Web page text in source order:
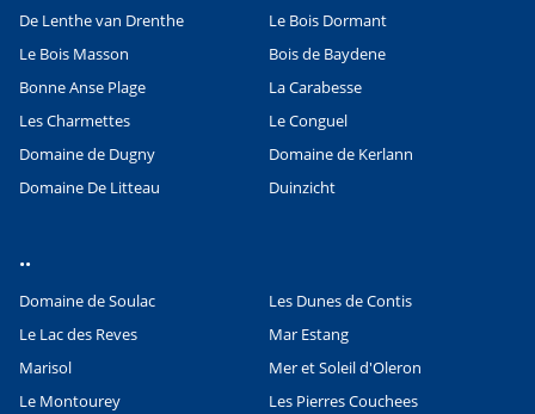
De Lenthe van Drenthe
Le Bois Dormant
Le Bois Masson
Bois de Baydene
Bonne Anse Plage
La Carabesse
Les Charmettes
Le Conguel
Domaine de Dugny
Domaine de Kerlann
Domaine De Litteau
Duinzicht
..
Domaine de Soulac
Les Dunes de Contis
Le Lac des Reves
Mar Estang
Marisol
Mer et Soleil d'Oleron
Le Montourey
Les Pierres Couchees